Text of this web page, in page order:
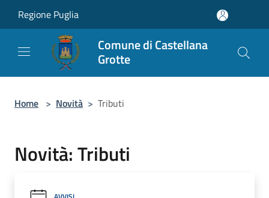
Regione Puglia
Comune di Castellana
Grotte
Home > Novità > Tributi
Novità: Tributi